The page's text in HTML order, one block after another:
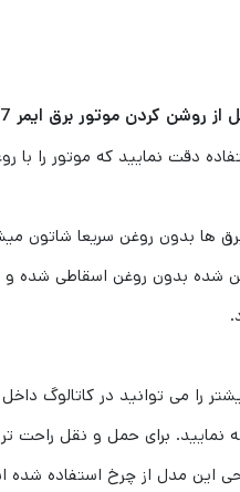
کردن موتور برق ایمر 7 کیلووات
دقت نمایید که موتور را با
ها بدون روغن سریعا شاتون
شده بدون روغن اسقاطی شده و
را می توانید در کاتالوگ داخل
نمایید. برای حمل و نقل راحت
این مدل از چرخ استفاده شده